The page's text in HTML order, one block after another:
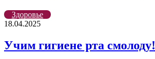
Здоровье
18.04.2025
Учим гигиене рта смолоду!